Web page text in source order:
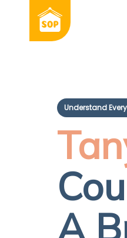
Understand
A